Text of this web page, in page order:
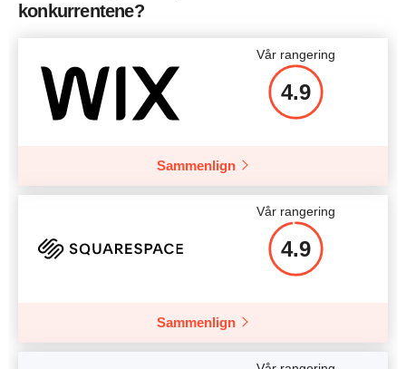
konkurrentene?
Vår rangering
4.9
Sammenlign
Vår rangering
4.9
Sammenlign